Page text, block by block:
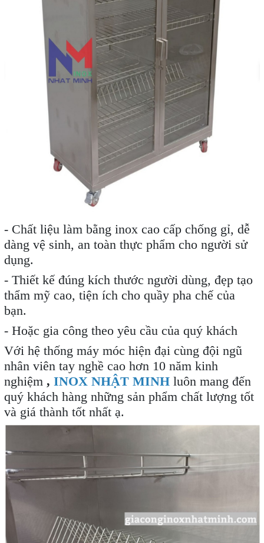
- Chất liệu làm bằng inox cao cấp chống gỉ, dễ
dàng vệ sinh, an toàn thực phẩm cho người sử
dụng.
- Thiết kế đúng kích thước người dùng, đẹp tạo
thẩm mỹ cao, tiện ích cho quầy pha chế của
bạn.
- Hoặc gia công theo yêu cầu của quý khách
Với hệ thống máy móc hiện đại cùng đội ngũ
nhân viên tay nghề cao hơn 10 năm kinh
nghiệm , INOX NHẬT MINHluôn mang đến
quý khách hàng những sản phẩm chất lượng tốt
và giá thành tốt nhất ạ.